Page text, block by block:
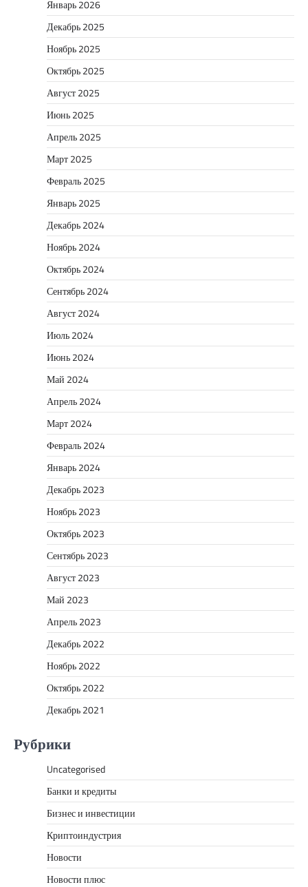
Январь 2026
Декабрь 2025
Ноябрь 2025
Октябрь 2025
Август 2025
Июнь 2025
Апрель 2025
Март 2025
Февраль 2025
Январь 2025
Декабрь 2024
Ноябрь 2024
Октябрь 2024
Сентябрь 2024
Август 2024
Июль 2024
Июнь 2024
Май 2024
Апрель 2024
Март 2024
Февраль 2024
Январь 2024
Декабрь 2023
Ноябрь 2023
Октябрь 2023
Сентябрь 2023
Август 2023
Май 2023
Апрель 2023
Декабрь 2022
Ноябрь 2022
Октябрь 2022
Декабрь 2021
Рубрики
Uncategorised
Банки и кредиты
Бизнес и инвестиции
Криптоиндустрия
Новости
Новости плюс